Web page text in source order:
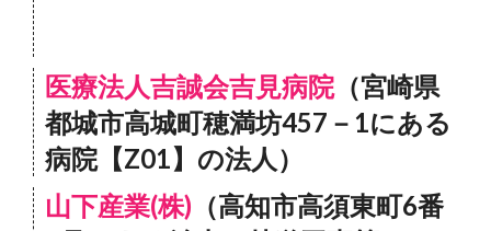
医療法人吉誠会吉見病院（宮崎県
都城市高城町穂満坊457－1にある
病院【Z01】の法人）
山下産業(株) （高知市高須東町6番